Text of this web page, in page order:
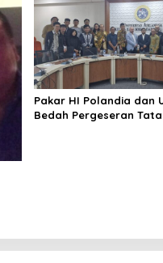
Pakar HI Polandia dan
Bedah Pergeseran